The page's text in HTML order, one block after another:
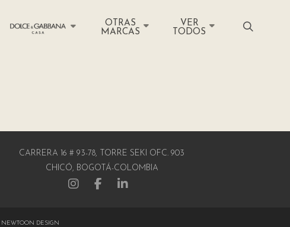
OTRAS
MARCAS
VER
TODOS
CARRERA 16 # 93-78, TORRE SEKI OFC. 903
CHICÓ, BOGOTÁ-COLOMBIA
NEWTOON DESIGN